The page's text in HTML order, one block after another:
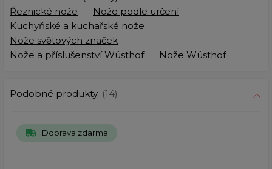
Řeznické nože
Nože podle určení
Kuchyňské a kuchařské nože
Nože světových značek
Nože a příslušenství Wüsthof
Nože Wüsthof
Podobné produkty (14)
Doprava zdarma